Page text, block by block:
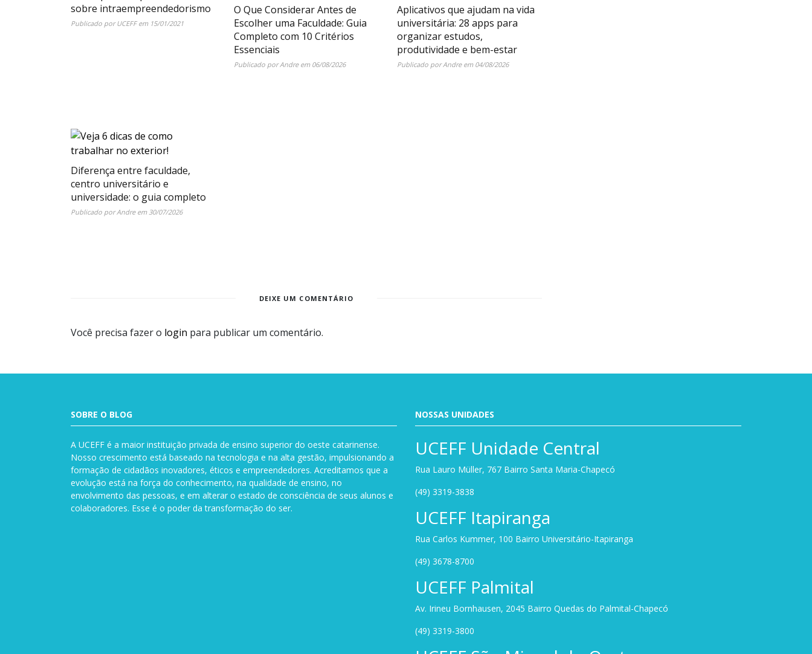
sobre intraempreendedorismo
Publicado porUCEFFem 15/01/2021
O Que Considerar Antes de
Escolher uma Faculdade: Guia
Completo com 10 Critérios
Essenciais
Publicado porAndreem 06/08/2026
Aplicativos que ajudam na vida
universitária: 28 apps para
organizar estudos,
produtividade e bem-estar
Publicado porAndreem 04/08/2026
Diferença entre faculdade,
centro universitário e
universidade: o guia completo
Publicado porAndreem 30/07/2026
DEIXE UM COMENTÁRIO
Você precisa fazer o login para publicar um comentário.
SOBRE O BLOG
A UCEFF é a maior instituição privada de ensino superior do oeste catarinense.
Nosso crescimento está baseado na tecnologia e na alta gestão, impulsionando a
formação de cidadãos inovadores, éticos e empreendedores. Acreditamos que a
evolução está na força do conhecimento, na qualidade de ensino, no
envolvimento das pessoas, e em alterar o estado de consciência de seus alunos e
colaboradores. Esse é o poder da transformação do ser.
NOSSAS UNIDADES
UCEFF Unidade Central
Rua Lauro Müller, 767 Bairro Santa Maria-Chapecó
(49) 3319-3838
UCEFF Itapiranga
Rua Carlos Kummer, 100 Bairro Universitário-Itapiranga
(49) 3678-8700
UCEFF Palmital
Av. Irineu Bornhausen, 2045 Bairro Quedas do Palmital-Chapecó
(49) 3319-3800